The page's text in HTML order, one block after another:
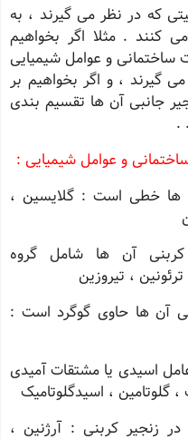
که در نظر می گیرند ، به
کنند . مثلا اگر بخواهیم
ساختمانی و عوامل شیمیایی
در 7 گروه قرار می گیرند ، و اگر بخواهیم بر
جانبی آن ها تقسیم بندی
و عوامل شیمیایی :
ها خطی است : گلایسین ،
کربنی آن ها شامل گروه
آن ها حاوی گوگرد است :
اسیدی یا مشتقات آمیدی
گلوتامین ، اسیدگلوتامیک
در زنجیر کربنی : آرژنین ،